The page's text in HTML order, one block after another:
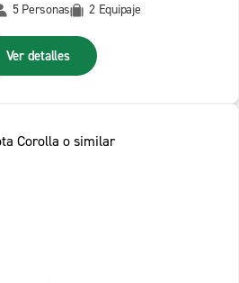
5 Personas 2 Equipaje
Ver detalles